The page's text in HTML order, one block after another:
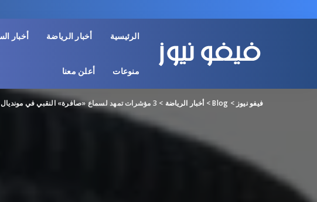
الرئيسية أخبار الرياضة أخبار
منوعات أعلن معنا
فيفو نيوز >
Blog
> أخبار الرياضة > 3 مؤشرات تمهد لسماع «صافرة» النقبي في مونديال 2026